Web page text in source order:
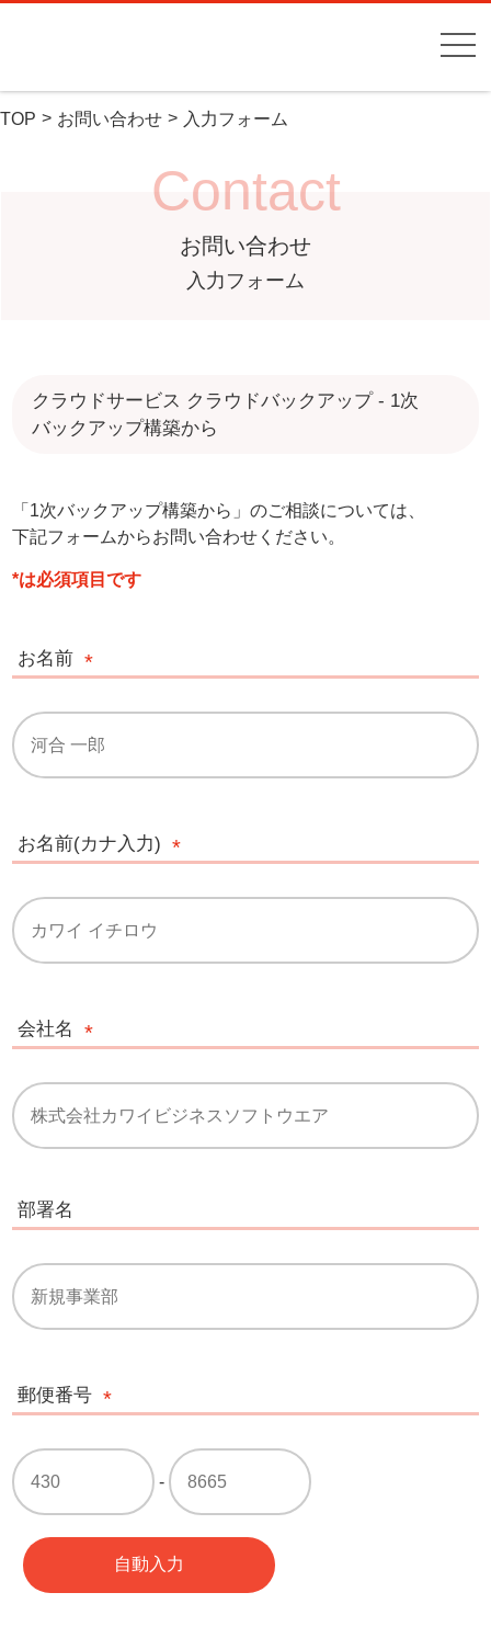
TOP お問い合わせ 入力フォーム
Contact
お問い合わせ
入力フォーム
クラウドサービス クラウドバックアップ - 1次
バックアップ構築から
「1次バックアップ構築から」のご相談については、
下記フォームからお問い合わせください。
*は必須項目です
お名前
お名前(カナ入力)
会社名
部署名
郵便番号
-
自動入力